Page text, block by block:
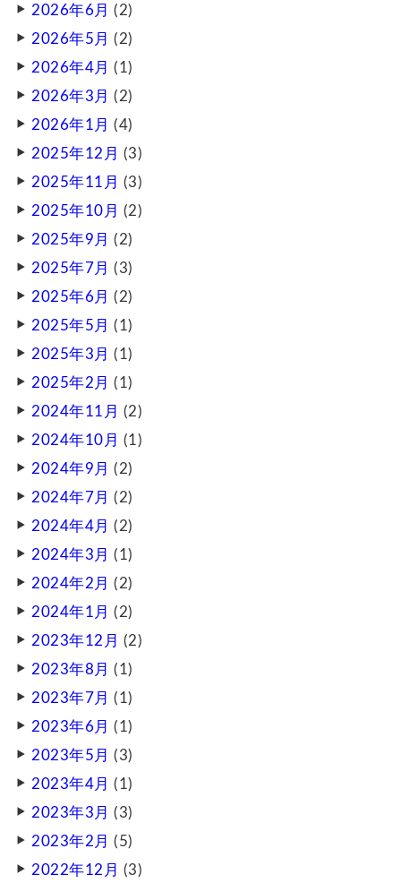
2026年6月 (2)
2026年5月 (2)
2026年4月 (1)
2026年3月 (2)
2026年1月 (4)
2025年12月 (3)
2025年11月 (3)
2025年10月 (2)
2025年9月 (2)
2025年7月 (3)
2025年6月 (2)
2025年5月 (1)
2025年3月 (1)
2025年2月 (1)
2024年11月 (2)
2024年10月 (1)
2024年9月 (2)
2024年7月 (2)
2024年4月 (2)
2024年3月 (1)
2024年2月 (2)
2024年1月 (2)
2023年12月 (2)
2023年8月 (1)
2023年7月 (1)
2023年6月 (1)
2023年5月 (3)
2023年4月 (1)
2023年3月 (3)
2023年2月 (5)
2022年12月 (3)